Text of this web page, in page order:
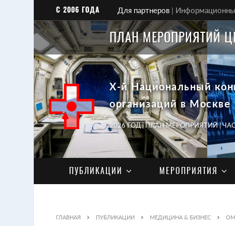
С 2006 ГОДА Для партнеров |
ПЛАН МЕРОПРИЯТИЙ
X-й Национальный
организаций в
2026 ГОД | ПЛАН МЕРОПРИЯТИЙ |
ПУБЛИКАЦИИ МЕРОПРИЯТИЯ
ГЛАВНАЯ ПУБЛИКАЦИИ МЕДИЦИНА & БИЗНЕС